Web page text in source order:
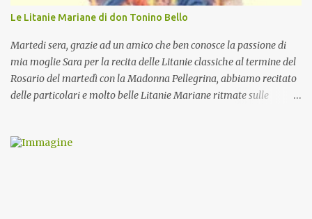
Le Litanie Mariane di don Tonino Bello
Martedi sera, grazie ad un amico che ben conosce la passione di
mia moglie Sara per la recita delle Litanie classiche al termine del
Rosario del martedì con la Madonna Pellegrina, abbiamo recitato
delle particolari e molto belle Litanie Mariane ritmate sulle
preghiera.